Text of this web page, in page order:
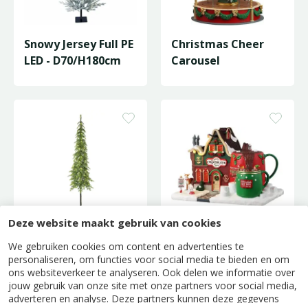
Deze website maakt gebruik van cookies
We gebruiken cookies om content en advertenties te
personaliseren, om functies voor social media te bieden en om
ons websiteverkeer te analyseren. Ook delen we informatie over
jouw gebruik van onze site met onze partners voor social media,
adverteren en analyse. Deze partners kunnen deze gegevens
Snowy Jersey Full PE
LED - D70/H180cm
Christmas Cheer
Carousel
Colwood Full PE
Wrap LED -
D50/H180cm
Hot Chocolate Spa